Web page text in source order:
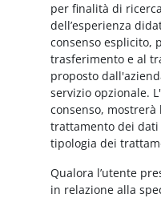
per finalità di
dell’esperienza
consenso esplicito,
trasferimento e al
proposto
servizio opzionale.
consenso,
trattamento dei dati
tipologia dei
Qualora l’utente
in relazione alla